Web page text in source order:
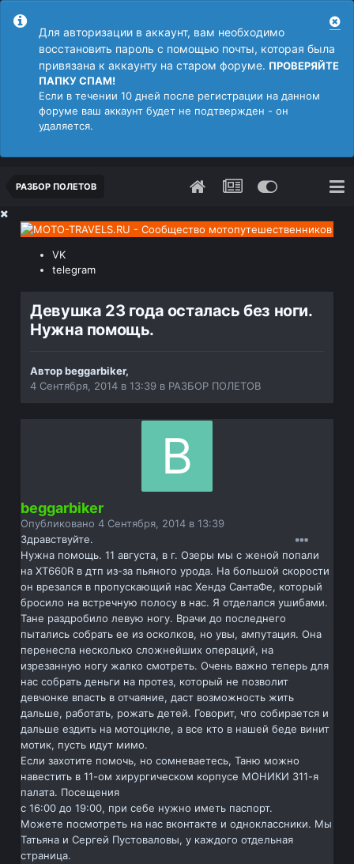
Для авторизации в аккаунт, вам необходимо
восстановить пароль с помощью почты, которая была
привязана к аккаунту на старом форуме. ПРОВЕРЯЙТЕ
ПАПКУ СПАМ!
Если в течении 10 дней после регистрации на данном
форуме ваш аккаунт будет не подтвержден - он
удаляется.
РАЗБОР ПОЛЕТОВ
VK
telegram
Девушка 23 года осталась без ноги.
Нужна помощь.
Авторbeggarbiker,
4 Сентября, 2014 в 13:39 в РАЗБОР ПОЛЕТОВ
beggarbiker
Опубликовано4 Сентября, 2014 в 13:39
Здравствуйте.
Нужна помощь. 11 августа, в г. Озеры мы с женой попали
на ХТ660R в дтп из-за пьяного урода. На большой скорости
он врезался в пропускающий нас Хендэ СантаФе, который
бросило на встречную полосу в нас. Я отделался ушибами.
Тане раздробило левую ногу. Врачи до последнего
пытались собрать ее из осколков, но увы, ампутация. Она
перенесла несколько сложнейших операций, на
изрезанную ногу жалко смотреть. Очень важно теперь для
нас собрать деньги на протез, который не позволит
девчонке впасть в отчаяние, даст возможность жить
дальше, работать, рожать детей. Говорит, что собирается и
дальше ездить на мотоцикле, а все кто в нашей беде винит
мотик, пусть идут мимо.
Если захотите помочь, но сомневаетесь, Таню можно
навестить в 11-ом хирургическом корпусе МОНИКИ 311-я
палата. Посещения
с 16:00 до 19:00, при себе нужно иметь паспорт.
Можете посмотреть на нас вконтакте и одноклассники. Мы
Татьяна и Сергей Пустоваловы, у каждого отдельная
страница.